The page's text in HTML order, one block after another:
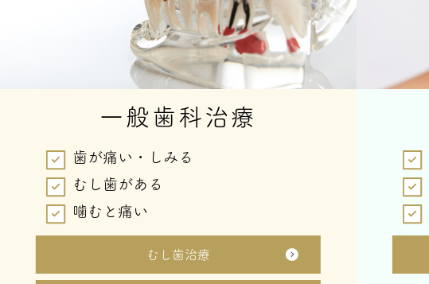
一般歯科治療
歯が痛い・しみる
むし歯がある
噛むと痛い
むし歯治療